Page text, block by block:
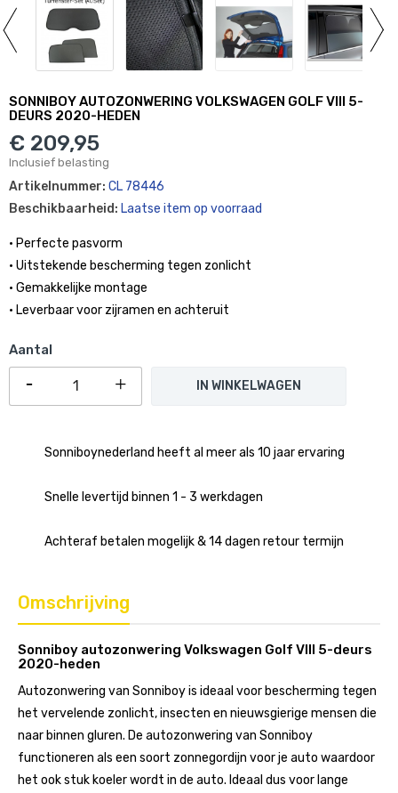
SONNIBOY AUTOZONWERING VOLKSWAGEN GOLF VIII 5-
DEURS 2020-HEDEN
€ 209,95
Inclusief belasting
Artikelnummer: CL 78446
Beschikbaarheid: Laatse item op voorraad
• Perfecte pasvorm
• Uitstekende bescherming tegen zonlicht
• Gemakkelijke montage
• Leverbaar voor zijramen en achteruit
Aantal
IN WINKELWAGEN
Sonniboynederland heeft al meer als 10 jaar ervaring
Snelle levertijd binnen 1 - 3 werkdagen
Achteraf betalen mogelijk & 14 dagen retour termijn
Omschrijving
Sonniboy autozonwering Volkswagen Golf VIII 5-deurs
2020-heden
Autozonwering van Sonniboy is ideaal voor bescherming tegen
het vervelende zonlicht, insecten en nieuwsgierige mensen die
naar binnen gluren. De autozonwering van Sonniboy
functioneren als een soort zonnegordijn voor je auto waardoor
het ook stuk koeler wordt in de auto. Ideaal dus voor lange